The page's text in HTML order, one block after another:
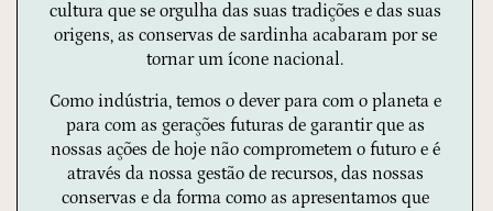
cultura que se orgulha das suas tradições e das suas
origens, as conservas de sardinha acabaram por se
tornar um ícone nacional.
Como indústria, temos o dever para com o planeta e
para com as gerações futuras de garantir que as
nossas ações de hoje não comprometem o futuro e é
através da nossa gestão de recursos, das nossas
conservas e da forma como as apresentamos que